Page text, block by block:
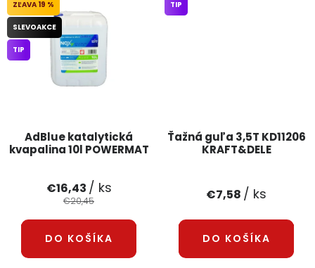
AdBlue katalytická
kvapalina 10l POWERMAT
19 %
SLEVOAKCE
TIP
€16,43 / ks
€20,45
DO KOŠÍKA
Ťažná guľa 3,5T KD11206
KRAFT&DELE
TIP
€7,58 / ks
DO KOŠÍKA